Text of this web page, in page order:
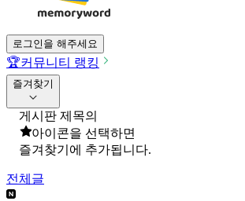
로그인을 해주세요
🏆커뮤니티 랭킹
즐겨찾기
게시판 제목의
아이콘을 선택하면
즐겨찾기에 추가됩니다.
전체글